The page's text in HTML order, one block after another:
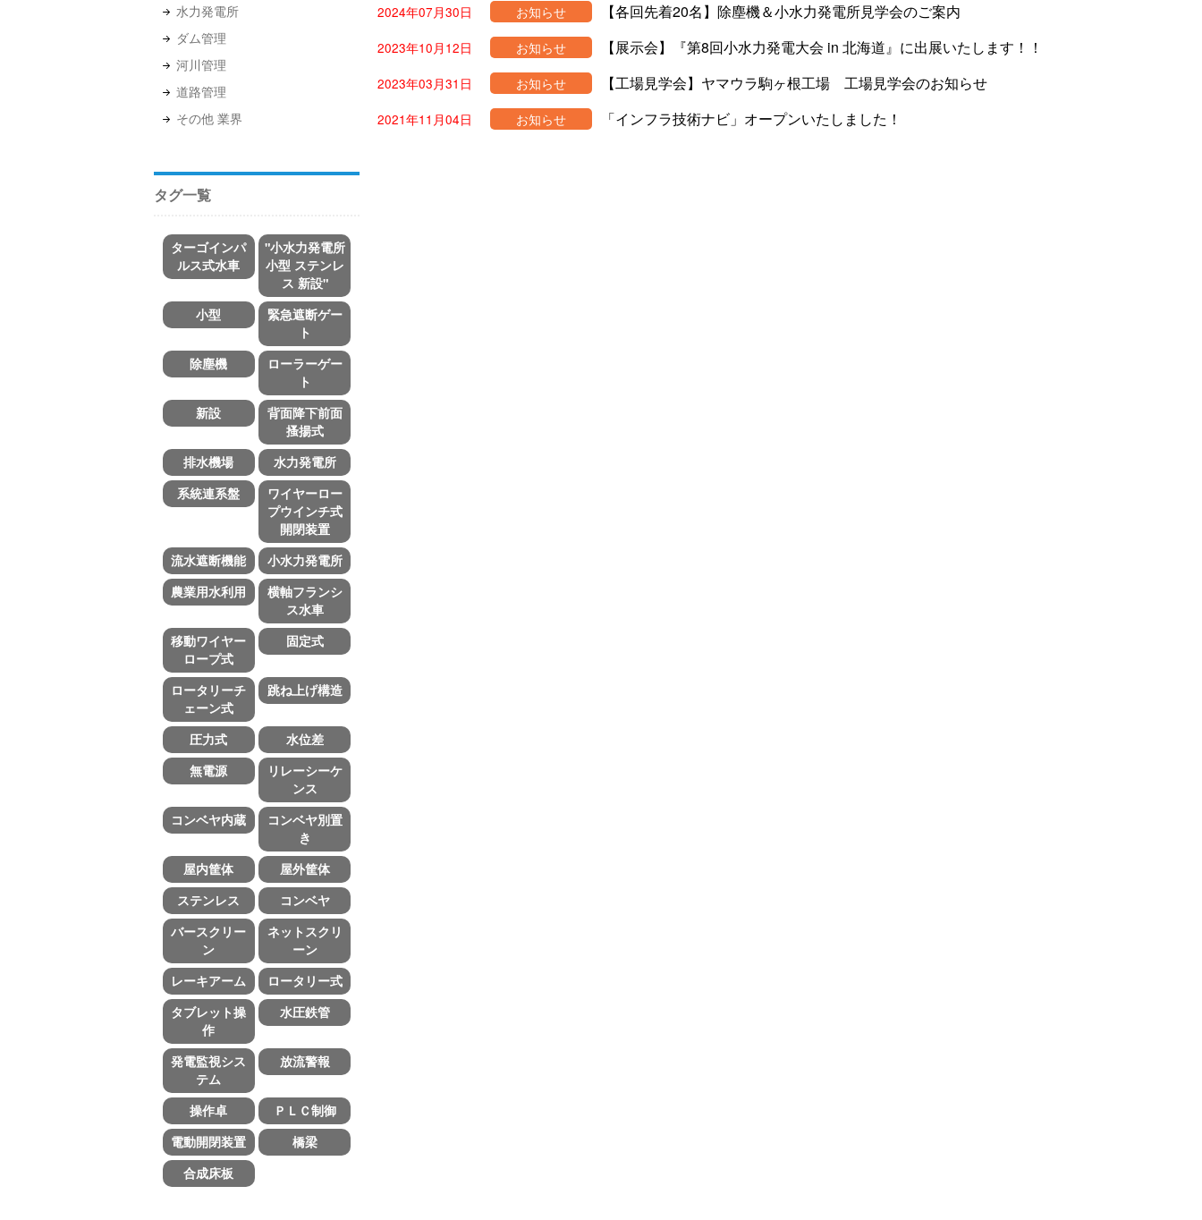
水力発電所
ダム管理
河川管理
道路管理
その他 業界
タグ一覧
ターゴインパ
ルス式水車
"小水力発電所
小型 ステンレ
ス 新設"
小型
緊急遮断ゲー
ト
除塵機
ローラーゲー
ト
新設
背面降下前面
搔揚式
排水機場
水力発電所
系統連系盤
ワイヤーロー
プウインチ式
開閉装置
流水遮断機能
小水力発電所
農業用水利用
横軸フランシ
ス水車
移動ワイヤー
ロープ式
固定式
ロータリーチ
ェーン式
跳ね上げ構造
圧力式
水位差
無電源
リレーシーケ
ンス
コンベヤ内蔵
コンベヤ別置
き
屋内筐体
屋外筐体
ステンレス
コンベヤ
バースクリー
ン
ネットスクリ
ーン
レーキアーム
ロータリー式
タブレット操
作
水圧鉄管
発電監視シス
テム
放流警報
操作卓
ＰＬＣ制御
電動開閉装置
橋梁
合成床板
2024年07月30日 お知らせ 【各回先着20名】除塵機＆小水力発電所見学会のご案内
2023年10月12日 お知らせ 【展示会】『第8回小水力発電大会 in 北海道』に出展いたします！！
2023年03月31日 お知らせ 【工場見学会】ヤマウラ駒ヶ根工場 工場見学会のお知らせ
2021年11月04日 お知らせ 「インフラ技術ナビ」オープンいたしました！